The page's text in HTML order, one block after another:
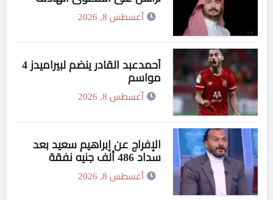
أغسطس 8, 2026
أحمدعبد القادر ينضم لبيراميدز 4
مواسم
أغسطس 8, 2026
الإفراج عن إبراهيم سعيد بعد
سداد 486 ألف جنيه نفقة
لطليقته
أغسطس 8, 2026